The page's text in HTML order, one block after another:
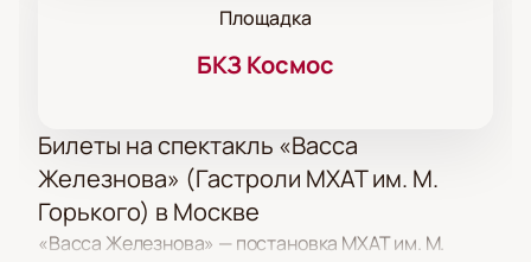
Площадка
БКЗ Космос
Билеты на спектакль «Васса
Железнова» (Гастроли МХАТ им. М.
Горького) в Москве
«Васса Железнова» — постановка МХАТ им. М.